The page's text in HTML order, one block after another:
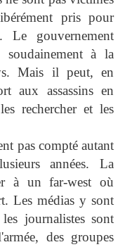
pris pour
Le gouvernement
à la
Mais il peut, en
aux assassins en
rechercher et les
pas compté autant
années. La
à un far-west où
Les médias y sont
journalistes sont
des groupes